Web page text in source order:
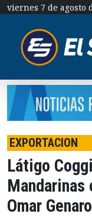
viernes 7 de agosto
EXPORTACION
Látigo
Omar